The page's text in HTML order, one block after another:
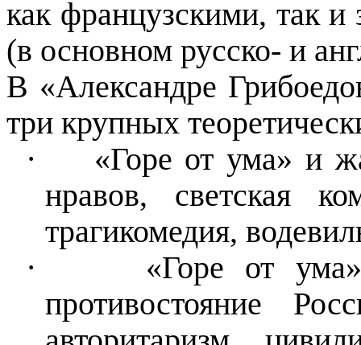
как французскими, так
(в основном русско- и
В «Александре
три крупных
·
«Горе от ума» и
нравов, светская
трагикомедия,
·
«Горе от
противостояние